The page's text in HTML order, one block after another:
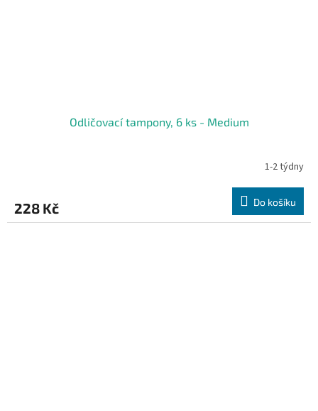
Odličovací tampony, 6 ks - Medium
1-2 týdny
228 Kč Do košíku